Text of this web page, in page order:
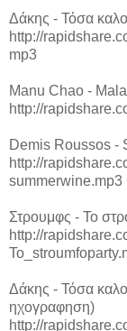
Δάκης - Τόσα
http://
mp3
Manu Chao -
http://
Demis Roussos -
http://
summerwine.mp3
Στρουμφς - Το
http://
Δάκης - Τόσα
ηχογραφηση)
http://